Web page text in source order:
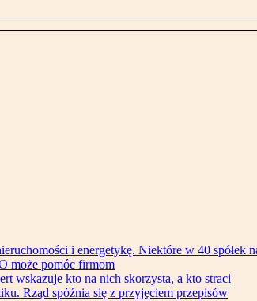
i energetykę. Niektóre w 40 spółek
może pomóc firmom
wskazuje kto na nich skorzysta, a kto straci
Rząd spóźnia się z przyjęciem przepisów